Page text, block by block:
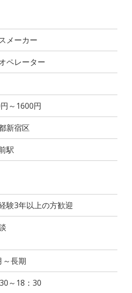
メーカー
ペレーター
～1600円
新宿区
駅
験3年以上の方歓迎
～長期
～18：30